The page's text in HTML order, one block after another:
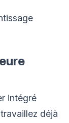
intégré
déjà